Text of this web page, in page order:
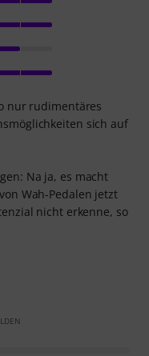
nur rudimentäres
sich auf
Na ja, es macht
Wah-Pedalen jetzt
nicht erkenne, so